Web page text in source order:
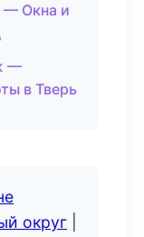
— Окна и
—
в Тверь
округ